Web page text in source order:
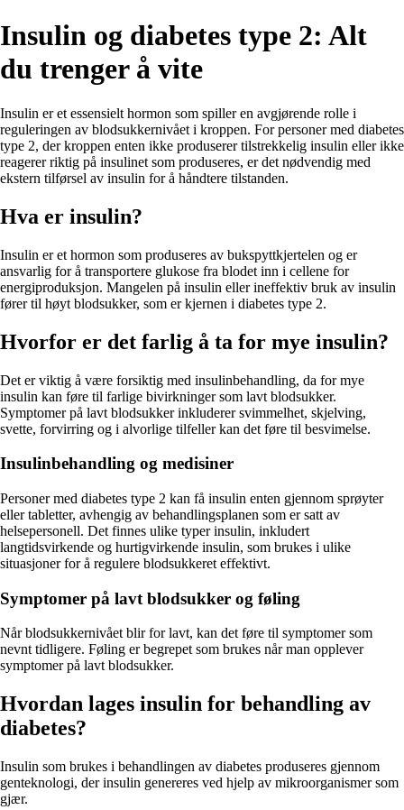
Insulin og diabetes type 2: Alt
du trenger å vite
Insulin er et essensielt hormon som spiller en avgjørende rolle i
reguleringen av blodsukkernivået i kroppen. For personer med diabetes
type 2, der kroppen enten ikke produserer tilstrekkelig insulin eller ikke
reagerer riktig på insulinet som produseres, er det nødvendig med
ekstern tilførsel av insulin for å håndtere tilstanden.
Hva er insulin?
Insulin er et hormon som produseres av bukspyttkjertelen og er
ansvarlig for å transportere glukose fra blodet inn i cellene for
energiproduksjon. Mangelen på insulin eller ineffektiv bruk av insulin
fører til høyt blodsukker, som er kjernen i diabetes type 2.
Hvorfor er det farlig å ta for mye insulin?
Det er viktig å være forsiktig med insulinbehandling, da for mye
insulin kan føre til farlige bivirkninger som lavt blodsukker.
Symptomer på lavt blodsukker inkluderer svimmelhet, skjelving,
svette, forvirring og i alvorlige tilfeller kan det føre til besvimelse.
Insulinbehandling og medisiner
Personer med diabetes type 2 kan få insulin enten gjennom sprøyter
eller tabletter, avhengig av behandlingsplanen som er satt av
helsepersonell. Det finnes ulike typer insulin, inkludert
langtidsvirkende og hurtigvirkende insulin, som brukes i ulike
situasjoner for å regulere blodsukkeret effektivt.
Symptomer på lavt blodsukker og føling
Når blodsukkernivået blir for lavt, kan det føre til symptomer som
nevnt tidligere. Føling er begrepet som brukes når man opplever
symptomer på lavt blodsukker.
Hvordan lages insulin for behandling av
diabetes?
Insulin som brukes i behandlingen av diabetes produseres gjennom
genteknologi, der insulin genereres ved hjelp av mikroorganismer som
gjær.